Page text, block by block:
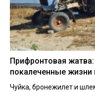
Прифронтовая
покалеченные жизни
Чуйка, бронежилет и